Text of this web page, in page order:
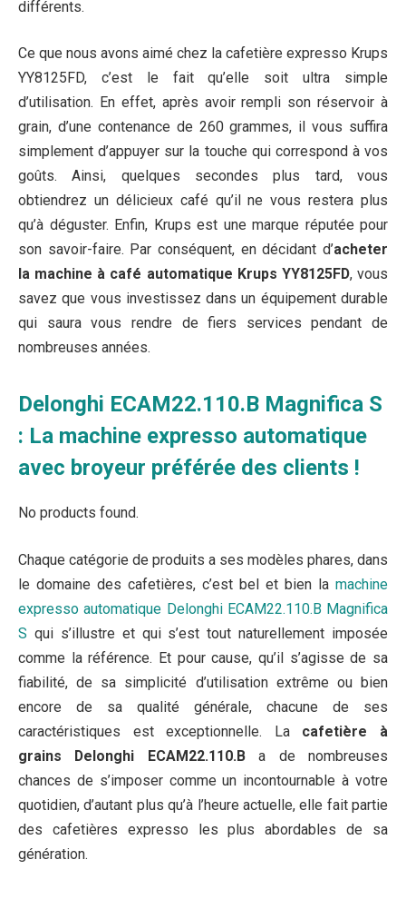
différents.
Ce que nous avons aimé chez la cafetière expresso Krups
YY8125FD, c’est le fait qu’elle soit ultra simple
d’utilisation. En effet, après avoir rempli son réservoir à
grain, d’une contenance de 260 grammes, il vous suffira
simplement d’appuyer sur la touche qui correspond à vos
goûts. Ainsi, quelques secondes plus tard, vous
obtiendrez un délicieux café qu’il ne vous restera plus
qu’à déguster. Enfin, Krups est une marque réputée pour
son savoir-faire. Par conséquent, en décidant d’acheter
la machine à café automatique Krups YY8125FD, vous
savez que vous investissez dans un équipement durable
qui saura vous rendre de fiers services pendant de
nombreuses années.
Delonghi ECAM22.110.B Magnifica S
: La machine expresso automatique
avec broyeur préférée des clients !
No products found.
Chaque catégorie de produits a ses modèles phares, dans
le domaine des cafetières, c’est bel et bien la machine
expresso automatique Delonghi ECAM22.110.B Magnifica
S qui s’illustre et qui s’est tout naturellement imposée
comme la référence. Et pour cause, qu’il s’agisse de sa
fiabilité, de sa simplicité d’utilisation extrême ou bien
encore de sa qualité générale, chacune de ses
caractéristiques est exceptionnelle. La cafetière à
grains Delonghi ECAM22.110.Ba de nombreuses
chances de s’imposer comme un incontournable à votre
quotidien, d’autant plus qu’à l’heure actuelle, elle fait partie
des cafetières expresso les plus abordables de sa
génération.